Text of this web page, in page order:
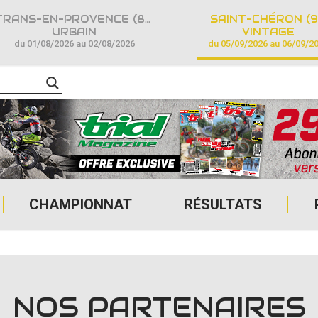
CHAMPIONNAT RÉSULTATS
TRANS-EN-PROVENCE (83)
URBAIN
du 01/08/2026 au 02/08/2026
SAINT-CHÉRON
VINTAGE
du 05/09/2026 au 06/09/
NOS PARTENAIRES